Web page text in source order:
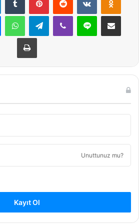
MessengerWhatsAppTelegramViber Line E-Posta ile
Yazdır
Unuttunuz mu?
Kayıt Ol